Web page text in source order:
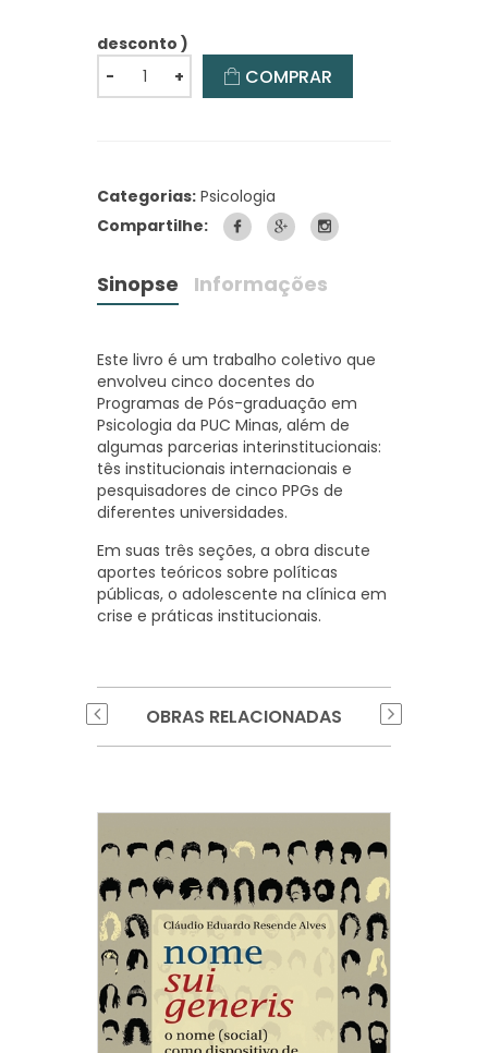
desconto )
-
+ COMPRAR
Categorias: Psicologia
Compartilhe:
Sinopse Informações
Este livro é um trabalho coletivo que
envolveu cinco docentes do
Programas de Pós-graduação em
Psicologia da PUC Minas, além de
algumas parcerias interinstitucionais:
tês institucionais internacionais e
pesquisadores de cinco PPGs de
diferentes universidades.
Em suas três seções, a obra discute
aportes teóricos sobre políticas
públicas, o adolescente na clínica em
crise e práticas institucionais.
OBRAS RELACIONADAS